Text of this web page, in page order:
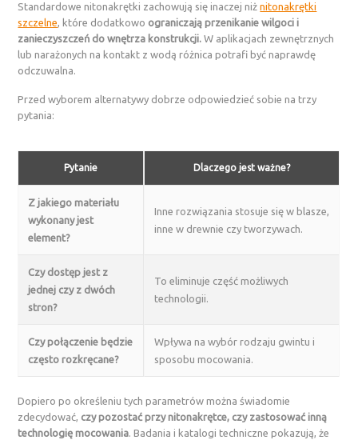
Standardowe nitonakrętki zachowują się inaczej niżnitonakrętki
szczelne, które dodatkowo ograniczają przenikanie wilgoci i
zanieczyszczeń do wnętrza konstrukcji. W aplikacjach zewnętrznych
lub narażonych na kontakt z wodą różnica potrafi być naprawdę
odczuwalna.
Przed wyborem alternatywy dobrze odpowiedzieć sobie na trzy
pytania:
Pytanie Dlaczego jest ważne?
Z jakiego materiału
wykonany jest
element?
Inne rozwiązania stosuje się w blasze,
inne w drewnie czy tworzywach.
Czy dostęp jest z
jednej czy z dwóch
stron?
To eliminuje część możliwych
technologii.
Czy połączenie będzie
często rozkręcane?
Wpływa na wybór rodzaju gwintu i
sposobu mocowania.
Dopiero po określeniu tych parametrów można świadomie
zdecydować, czy pozostać przy nitonakrętce, czy zastosować inną
technologię mocowania. Badania i katalogi techniczne pokazują, że